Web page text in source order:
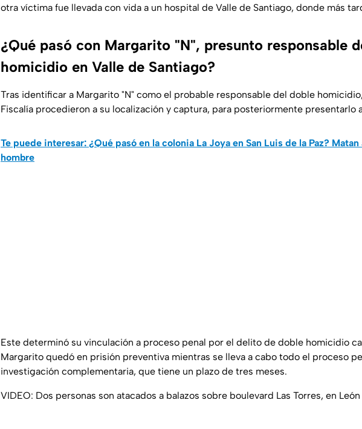
otra víctima fue llevada con vida a un hospital de Valle de Santiago, donde más
¿Qué pasó con Margarito "N", presunto responsable
homicidio en Valle de Santiago?
Tras identificar a Margarito "N" como el probable responsable del doble
Fiscalía procedieron a su localización y captura, para posteriormente presentarlo
Te puede interesar: ¿Qué pasó en la colonia La Joya en San Luis de la Paz? Matan
hombre
Este determinó su vinculación a proceso penal por el delito de doble homicidio
Margarito quedó en prisión preventiva mientras se lleva a cabo todo el proceso
investigación complementaria, que tiene un plazo de tres meses.
VIDEO: Dos personas son atacados a balazos sobre boulevard Las Torres, en León